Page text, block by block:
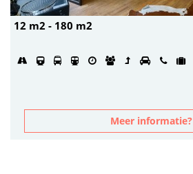
12 m2 - 180 m2
Meer informatie?